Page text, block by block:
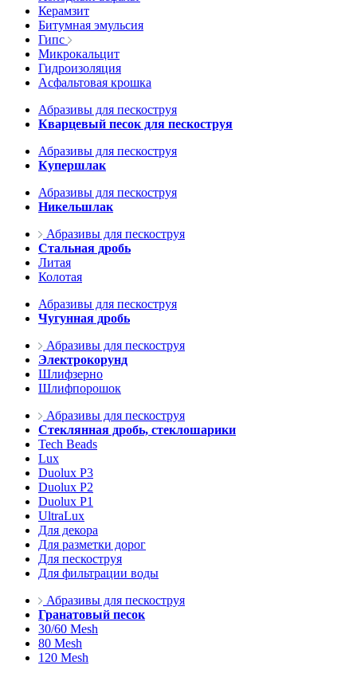
Керамзит
Битумная эмульсия
Гипс
Микрокальцит
Гидроизоляция
Асфальтовая крошка
Абразивы для пескоструя
Кварцевый песок для пескоструя
Абразивы для пескоструя
Купершлак
Абразивы для пескоструя
Никельшлак
Абразивы для пескоструя
Стальная дробь
Литая
Колотая
Абразивы для пескоструя
Чугунная дробь
Абразивы для пескоструя
Электрокорунд
Шлифзерно
Шлифпорошок
Абразивы для пескоструя
Стеклянная дробь, стеклошарики
Tech Beads
Lux
Duolux P3
Duolux P2
Duolux P1
UltraLux
Для декора
Для разметки дорог
Для пескоструя
Для фильтрации воды
Абразивы для пескоструя
Гранатовый песок
30/60 Mesh
80 Mesh
120 Mesh